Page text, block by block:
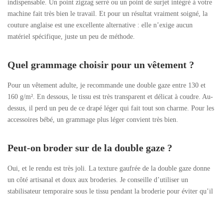
indispensable. Un point zigzag serré ou un point de surjet intégré à votre
machine fait très bien le travail. Et pour un résultat vraiment soigné, la
couture anglaise est une excellente alternative : elle n’exige aucun
matériel spécifique, juste un peu de méthode.
Quel grammage choisir pour un vêtement ?
Pour un vêtement adulte, je recommande une double gaze entre 130 et
160 g/m². En dessous, le tissu est très transparent et délicat à coudre. Au-
dessus, il perd un peu de ce drapé léger qui fait tout son charme. Pour les
accessoires bébé, un grammage plus léger convient très bien.
Peut-on broder sur de la double gaze ?
Oui, et le rendu est très joli. La texture gaufrée de la double gaze donne
un côté artisanal et doux aux broderies. Je conseille d’utiliser un
stabilisateur temporaire sous le tissu pendant la broderie pour éviter qu’il